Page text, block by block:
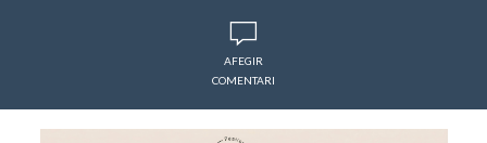
AFEGIR
COMENTARI